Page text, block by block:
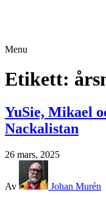
Menu
Etikett:
YuSie, Mikael
Nackalistan
26 mars, 2025
Av
Johan Murén